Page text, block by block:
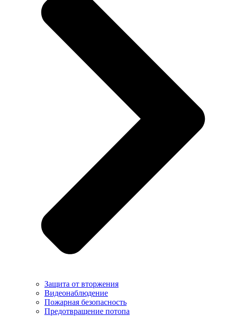
Защита от вторжения
Видеонаблюдение
Пожарная безопасность
Предотвращение потопа